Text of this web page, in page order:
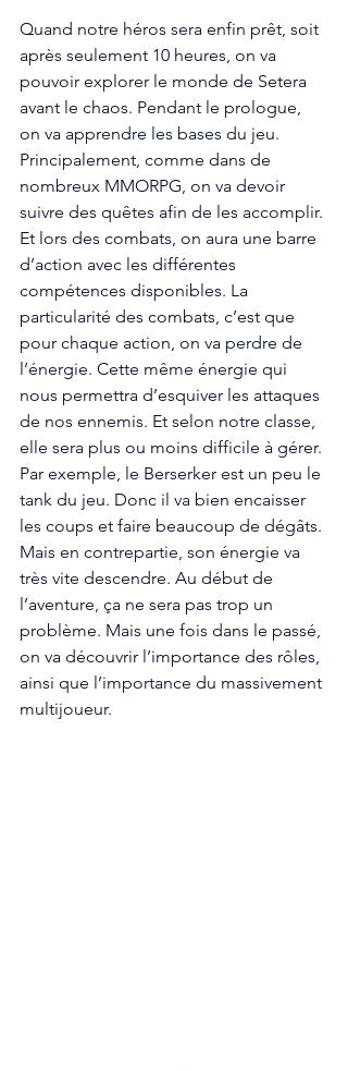
Quand notre héros sera enfin prêt, soit
après seulement 10 heures, on va
pouvoir explorer le monde de Setera
avant le chaos. Pendant le prologue,
on va apprendre les bases du jeu.
Principalement, comme dans de
nombreux MMORPG, on va devoir
suivre des quêtes afin de les accomplir.
Et lors des combats, on aura une barre
d’action avec les différentes
compétences disponibles. La
particularité des combats, c’est que
pour chaque action, on va perdre de
l’énergie. Cette même énergie qui
nous permettra d’esquiver les attaques
de nos ennemis. Et selon notre classe,
elle sera plus ou moins difficile à gérer.
Par exemple, le Berserker est un peu le
tank du jeu. Donc il va bien encaisser
les coups et faire beaucoup de dégâts.
Mais en contrepartie, son énergie va
très vite descendre. Au début de
l’aventure, ça ne sera pas trop un
problème. Mais une fois dans le passé,
on va découvrir l’importance des rôles,
ainsi que l’importance du massivement
multijoueur.